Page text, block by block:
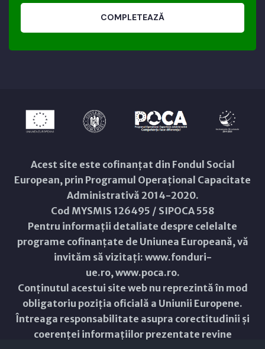
COMPLETEAZĂ
Acest site este cofinanțat din Fondul Social
European, prin Programul Operațional Capacitate
Administrativă 2014-2020.
Cod MYSMIS 126495 / SIPOCA 558
Pentru informații detaliate despre celelalte
programe cofinanțate de Uniunea Europeană, vă
invităm să vizitați: www.fonduri-
ue.ro,www.poca.ro.
Conținutul acestui site web nu reprezintă în mod
obligatoriu poziția oficială a Uniunii Europene.
Întreaga responsabilitate asupra corectitudinii și
coerenței informațiilor prezentate revine